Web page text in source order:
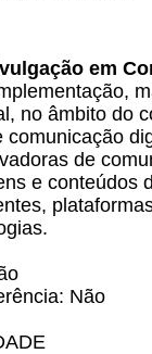
em
no âmbito do
de
e conteúdos
Não